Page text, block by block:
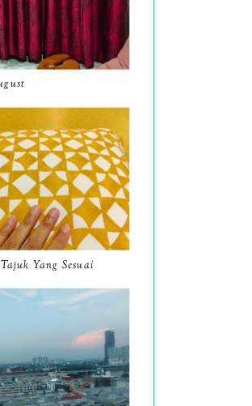
19
12
13
Yang Sesuai